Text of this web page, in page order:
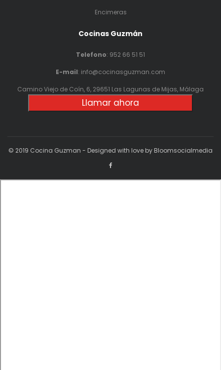
Encimeras
Cocinas Guzmán
Telefono: 952 66 51 51
E-mail: info@cocinasguzman.com
Camino Viejo de Coín, 6, 29651 Las Lagunas de Mijas, Málaga
Llamar ahora
© 2019 Cocina Guzman - Designed with love by Bloomsocialmedia